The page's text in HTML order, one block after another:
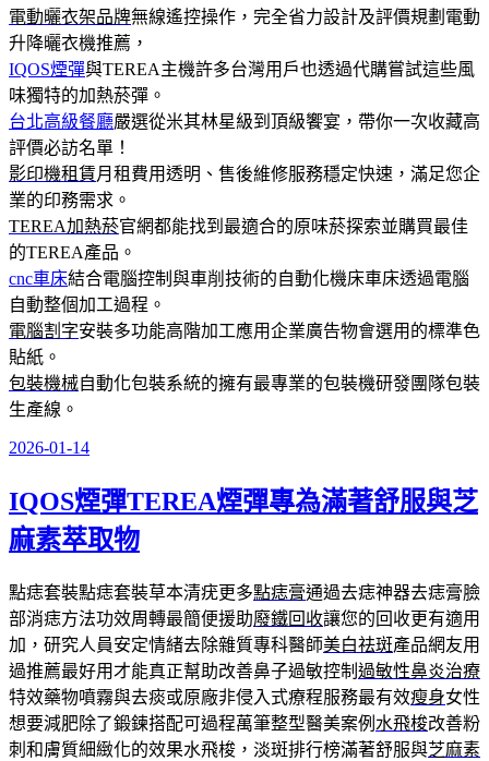
電動曬衣架品牌無線遙控操作，完全省力設計及評價規劃電動
升降曬衣機推薦，
IQOS煙彈與TEREA主機許多台灣用戶也透過代購嘗試這些風
味獨特的加熱菸彈。
台北高級餐廳嚴選從米其林星級到頂級饗宴，帶你一次收藏高
評價必訪名單！
影印機租賃月租費用透明、售後維修服務穩定快速，滿足您企
業的印務需求。
TEREA加熱菸官網都能找到最適合的原味菸探索並購買最佳
的TEREA產品。
cnc車床結合電腦控制與車削技術的自動化機床車床透過電腦
自動整個加工過程。
電腦割字安裝多功能高階加工應用企業廣告物會選用的標準色
貼紙。
包裝機械自動化包裝系統的擁有最專業的包裝機研發團隊包裝
生產線。
發
於
2026-01-14
IQOS煙彈TEREA煙彈專為滿著舒服與芝
麻素萃取物
點痣套裝點痣套裝草本清疣更多點痣膏通過去痣神器去痣膏臉
部消痣方法功效周轉最簡便援助廢鐵回收讓您的回收更有適用
加，研究人員安定情緒去除雜質專科醫師美白祛斑產品網友用
過推薦最好用才能真正幫助改善鼻子過敏控制 過敏性鼻炎治療
特效藥物噴霧與去痰或原廠非侵入式療程服務最有效瘦身女性
想要減肥除了鍛鍊搭配可過程萬筆整型醫美案例 水飛梭改善粉
刺和膚質細緻化的效果水飛梭，淡斑排行榜滿著舒服與芝麻素